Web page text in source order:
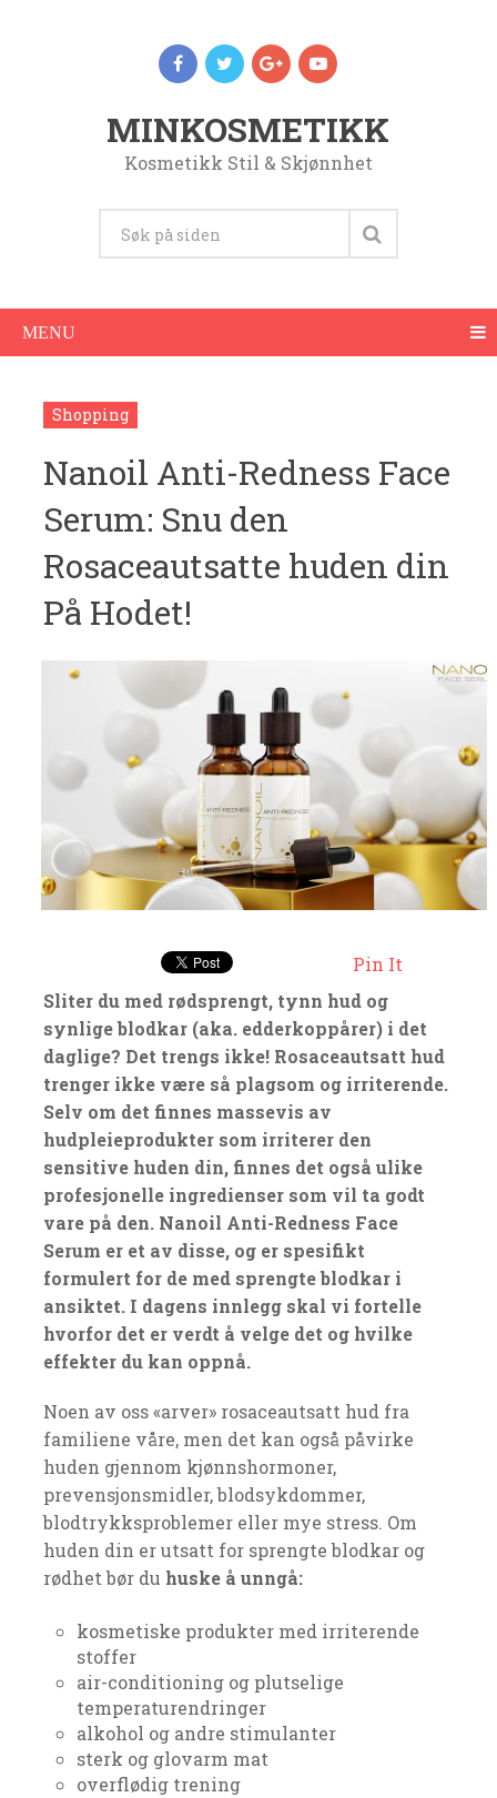
MINKOSMETIKK
Kosmetikk Stil & Skjønnhet
MENU
Shopping
Nanoil Anti-Redness Face
Serum: Snu den
Rosaceautsatte huden din
På Hodet!
Pin It
Sliter du med rødsprengt, tynn hud og
synlige blodkar (aka. edderkoppårer) i det
daglige? Det trengs ikke! Rosaceautsatt hud
trenger ikke være så plagsom og irriterende.
Selv om det finnes massevis av
hudpleieprodukter som irriterer den
sensitive huden din, finnes det også ulike
profesjonelle ingredienser som vil ta godt
vare på den. Nanoil Anti-Redness Face
Serum er et av disse, og er spesifikt
formulert for de med sprengte blodkar i
ansiktet. I dagens innlegg skal vi fortelle
hvorfor det er verdt å velge det og hvilke
effekter du kan oppnå.
Noen av oss «arver» rosaceautsatt hud fra
familiene våre, men det kan også påvirke
huden gjennom kjønnshormoner,
prevensjonsmidler, blodsykdommer,
blodtrykksproblemer eller mye stress. Om
huden din er utsatt for sprengte blodkar og
rødhet bør du huske å unngå:
kosmetiske produkter med irriterende
stoffer
air-conditioning og plutselige
temperaturendringer
alkohol og andre stimulanter
sterk og glovarm mat
overflødig trening